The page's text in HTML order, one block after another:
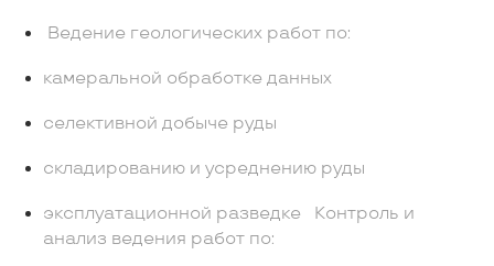
Ведение геологических работ по:
камеральной обработке данных
селективной добыче руды
складированию и усреднению руды
эксплуатационной разведке Контроль и
анализ ведения работ по: